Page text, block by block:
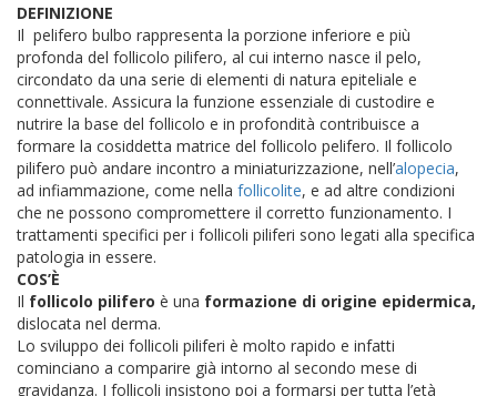
DEFINIZIONE
Il pelifero bulbo rappresenta la porzione inferiore e più
profonda del follicolo pilifero, al cui interno nasce il pelo,
circondato da una serie di elementi di natura epiteliale e
connettivale. Assicura la funzione essenziale di custodire e
nutrire la base del follicolo e in profondità contribuisce a
formare la cosiddetta matrice del follicolo pelifero. Il follicolo
pilifero può andare incontro a miniaturizzazione, nell’alopecia,
ad infiammazione, come nella follicolite, e ad altre condizioni
che ne possono compromettere il corretto funzionamento. I
trattamenti specifici per i follicoli piliferi sono legati alla specifica
patologia in essere.
COS’È
Il follicolo pilifero è una formazione di origine epidermica,
dislocata nel derma.
Lo sviluppo dei follicoli piliferi è molto rapido e infatti
cominciano a comparire già intorno al secondo mese di
gravidanza. I follicoli insistono poi a formarsi per tutta l’età